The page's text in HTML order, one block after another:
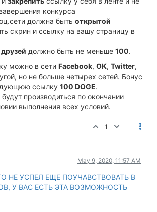
конкурса
должна быть открытой
скрин и ссылку на вашу страницу в
друзей должно быть не меньше 100.
можно в сети Facebook, ОК, Twitter,
но не больше четырех сетей. Бонус
ссылку 100 DOGE.
производиться по окончании
выполнения всех условий.
1
May 9, 2020, 11:57 AM
НЕ УСПЕЛ ЕЩЕ ПОУЧАВСТВОВАТЬ В
У ВАС ЕСТЬ ЭТА ВОЗМОЖНОСТЬ